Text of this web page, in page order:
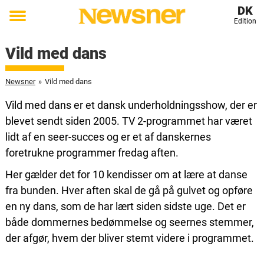
Toggle
DK
Edition
Vild med dans
Newsner » Vild med dans
Vild med dans er et dansk underholdningsshow, der er
blevet sendt siden 2005. TV 2-programmet har været
lidt af en seer-succes og er et af danskernes
foretrukne programmer fredag aften.
Her gælder det for 10 kendisser om at lære at danse
fra bunden. Hver aften skal de gå på gulvet og opføre
en ny dans, som de har lært siden sidste uge. Det er
både dommernes bedømmelse og seernes stemmer,
der afgør, hvem der bliver stemt videre i programmet.